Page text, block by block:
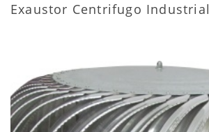
Exaustor Centrifugo Industrial